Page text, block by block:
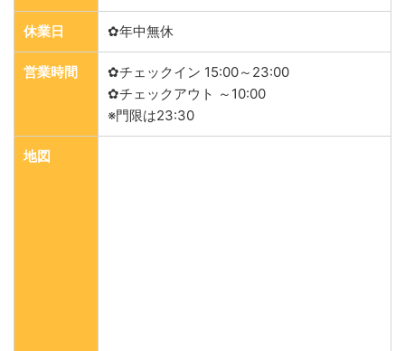
休業日 ✿年中無休
営業時間
✿チェックイン 15:00～23:00
✿チェックアウト ～10:00
※門限は23:30
地図